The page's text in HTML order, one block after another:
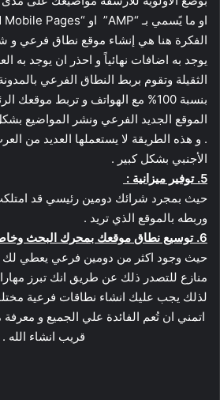
الفكرة هنا هي إنشاء موقع نطاق فرعي و
يوجد به اضافات نهائياً و احذر ان يوجد به
الثقيلة وتقوم بربط النطاق الفرعي
بنسبة 100% مع الهواتف و تربط
. و هذه الطريقة لا يستعملها العديد من
الأجنبي بشكل كبير .
5. توفير ميزانية :
حيث بمجرد شرائك دومين رئيسي قد
وربطه بالموقع الذي تريد .
6. توسيع نطاق موقعك بمحرك البحث وخاصة جوجل :
حيث وجود اكثر من دومين فرعي يعطي لك
منازع للتصدر ذلك عن طريق انك تبرز
لذلك يجب عليك انشاء نطاقات فرعية
اتمني ان تُعم الفائدة علي الجميع و
قريب انشاء الله .